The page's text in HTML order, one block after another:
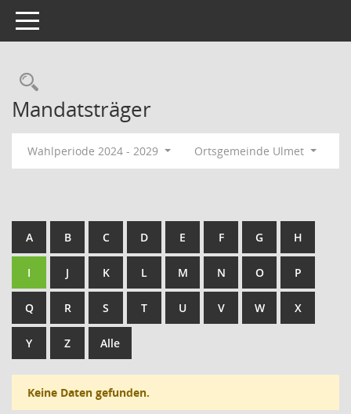
Toggle navigation
Rechercheauswahl
Mandatsträger
Wahlperiode 2024 - 2029 Ortsgemeinde Ulmet
A B C D E F G H
I J K L M N O P
Q R S T U V W X
Y Z Alle
Keine Daten gefunden.